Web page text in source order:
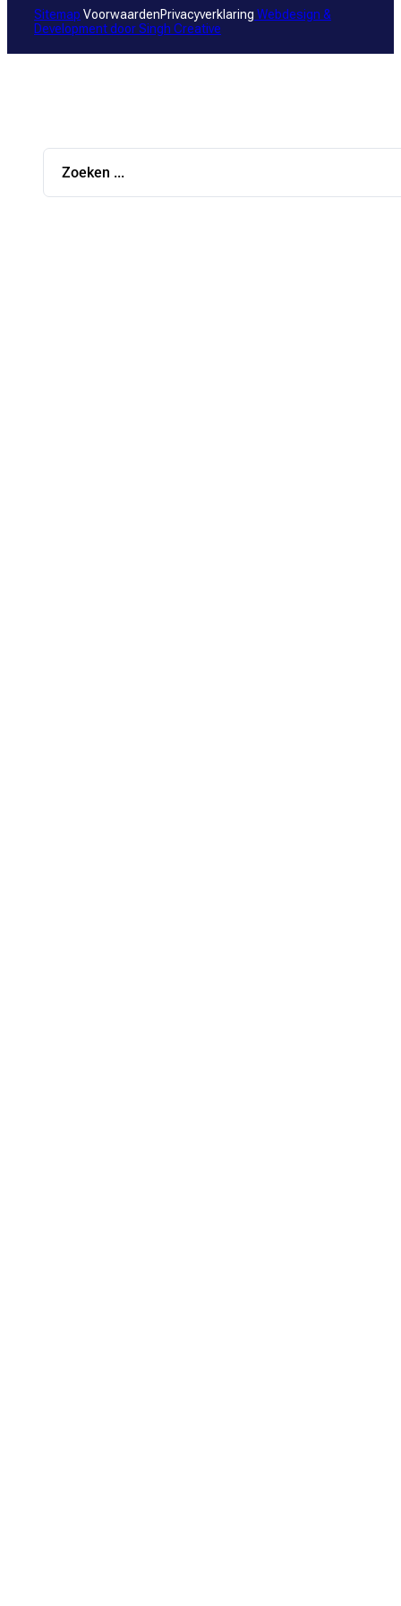
Sitemap VoorwaardenPrivacyverklaring Webdesign &
Development doorSingh Creative
Search